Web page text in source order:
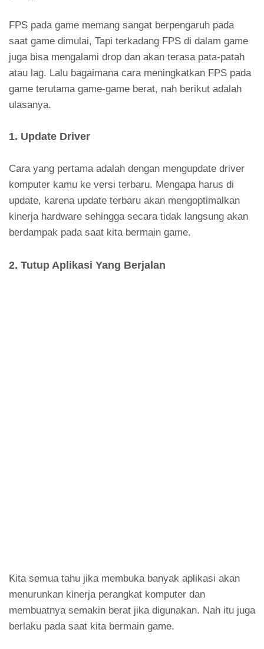
FPS pada game memang sangat berpengaruh pada
saat game dimulai, Tapi terkadang FPS di dalam game
juga bisa mengalami drop dan akan terasa pata-patah
atau lag. Lalu bagaimana cara meningkatkan FPS pada
game terutama game-game berat, nah berikut adalah
ulasanya.
1. Update Driver
Cara yang pertama adalah dengan mengupdate driver
komputer kamu ke versi terbaru. Mengapa harus di
update, karena update terbaru akan mengoptimalkan
kinerja hardware sehingga secara tidak langsung akan
berdampak pada saat kita bermain game.
2. Tutup Aplikasi Yang Berjalan
Kita semua tahu jika membuka banyak aplikasi akan
menurunkan kinerja perangkat komputer dan
membuatnya semakin berat jika digunakan. Nah itu juga
berlaku pada saat kita bermain game.